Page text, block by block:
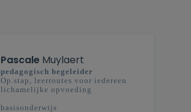
Pascale Muylaert
pedagogisch begeleider
Op.stap, leerroutes voor iedereen
lichamelijke opvoeding
basisonderwijs